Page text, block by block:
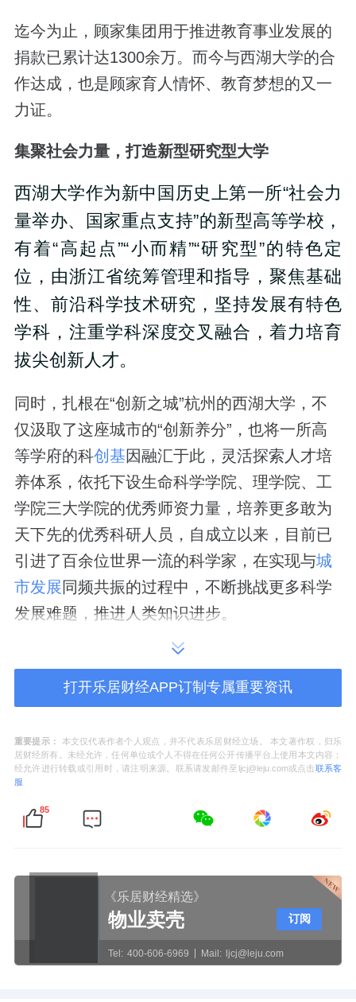
迄今为止，顾家集团用于推进教育事业发展的
捐款已累计达1300余万。而今与西湖大学的合
作达成，也是顾家育人情怀、教育梦想的又一
力证。
集聚社会力量，打造新型研究型大学
西湖大学作为新中国历史上第一所“社会力
量举办、国家重点支持”的新型高等学校，
有着“高起点”“小而精”“研究型”的特色定
位，由浙江省统筹管理和指导，聚焦基础
性、前沿科学技术研究，坚持发展有特色
学科，注重学科深度交叉融合，着力培育
拔尖创新人才。
同时，扎根在“创新之城”杭州的西湖大学，不
仅汲取了这座城市的“创新养分”，也将一所高
等学府的科创基因融汇于此，灵活探索人才培
养体系，依托下设生命科学学院、理学院、工
学院三大学院的优秀师资力量，培养更多敢为
天下先的优秀科研人员，自成立以来，目前已
引进了百余位世界一流的科学家，在实现与城
市发展同频共振的过程中，不断挑战更多科学
发展难题，推进人类知识进步。
面对时代洪流下的机遇与挑战，顾家集团用西
湖大学的精神，深化了企业的文化层次和社会
责任感。在合作选择冠名西湖大学云谷校区指
定座位时，顾江生董事长选择了对于顾家非常
有意义的“816”作为指定坐席，期以将顾家理念
和西湖大学精神一代代传承与传递下去，而顾
家在产品和人才创新培养上的投入与付出，也
中国科学院院士、西湖大学校长施一公曾说：
“慈善行为只能帮助一个人，而捐助教育是帮助
全社会。”对于顾家而言，重视教育慈善，是一
个有社会责任感的企业该做之事和必做之事，
打开乐居财经APP订制专属重要资讯
重要提示：
本文仅代表作者个人观点，并不代表乐居财经立场。 本文著作权，归乐
居财经所有。未经允许，任何单位或个人不得在任何公开传播平台上使用本文内容；
经允许进行转载或引用时，请注明来源。联系请发邮件至ljcj@leju.com或点击联系客
服
85
《乐居财经精选》
物业卖壳
Tel: 400-606-6969 Mail: ljcj@leju.com
订阅